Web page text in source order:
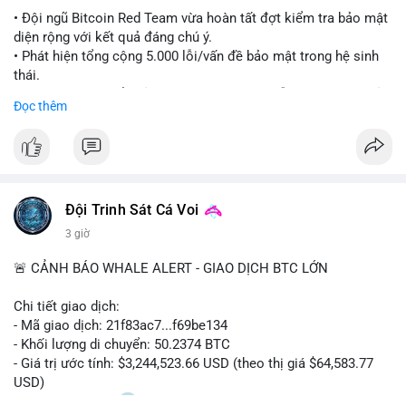
• Đội ngũ Bitcoin Red Team vừa hoàn tất đợt kiểm tra bảo mật
diện rộng với kết quả đáng chú ý.
• Phát hiện tổng cộng 5.000 lỗi/vấn đề bảo mật trong hệ sinh
thái.
ro bảo mật đang bủa vây người dùng trong giai đoạn này.
#bitcoin #cryptosecurity #btc
#vlikevn #titanbot
📰 Nguồn: Cointelegraph
Đọc thêm
Đội Trinh Sát Cá Voi
3 giờ
🚨 CẢNH BÁO WHALE ALERT - GIAO DỊCH BTC LỚN
Chi tiết giao dịch:
- Mã giao dịch: 21f83ac7...f69be134
- Khối lượng di chuyển: 50.2374 BTC
- Giá trị ước tính: $3,244,523.66 USD (theo thị giá $64,583.77
USD)